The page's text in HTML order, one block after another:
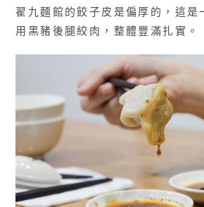
翟九麵館的餃子皮是偏厚的，這是
用黑豬後腿絞肉，整體豐滿扎實。